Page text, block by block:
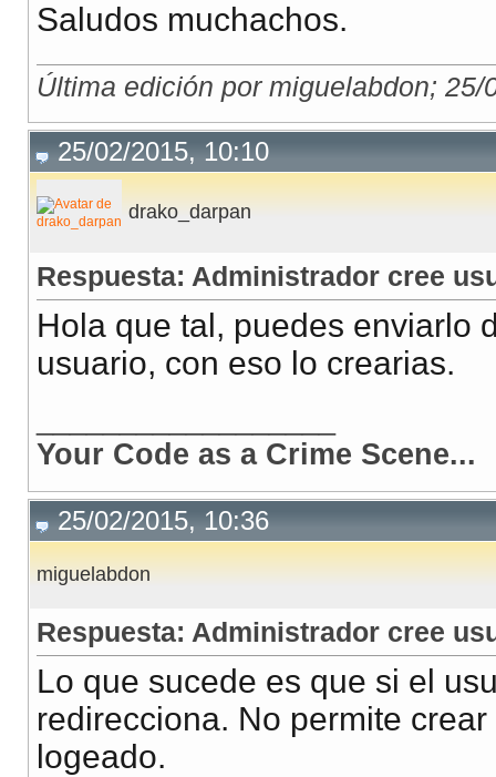
Saludos muchachos.
Última edición por miguelabdon;
25/02/2015, 10:10
drako_darpan
Respuesta: Administrador cree
Hola que tal, puedes enviarlo
usuario, con eso lo crearias.
Your Code as a Crime Scene...
25/02/2015, 10:36
miguelabdon
Respuesta: Administrador cree
Lo que sucede es que si el
redirecciona. No permite
logeado.